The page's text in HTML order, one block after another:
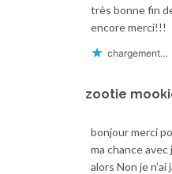
très bonne fin
encore merci!!!
chargement…
zootie
bonjour merci
ma chance avec
alors Non je